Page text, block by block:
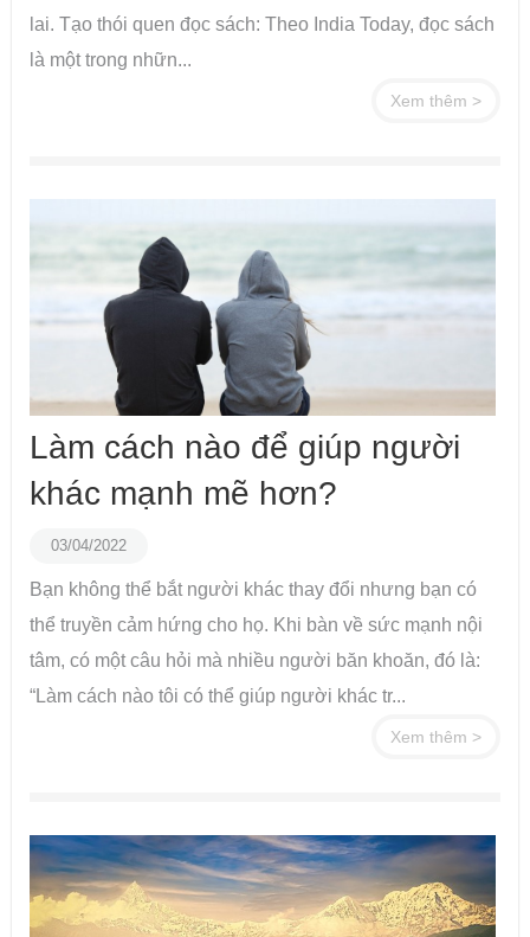
lai. Tạo thói quen đọc sách: Theo India Today, đọc sách
là một trong nhữn...
Xem thêm >
Làm cách nào để giúp người
khác mạnh mẽ hơn?
03/04/2022
Bạn không thể bắt người khác thay đổi nhưng bạn có
thể truyền cảm hứng cho họ. Khi bàn về sức mạnh nội
tâm, có một câu hỏi mà nhiều người băn khoăn, đó là:
“Làm cách nào tôi có thể giúp người khác tr...
Xem thêm >